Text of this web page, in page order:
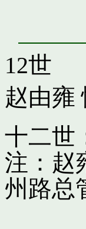
12世
赵由雍
十二世
注：赵
州路总